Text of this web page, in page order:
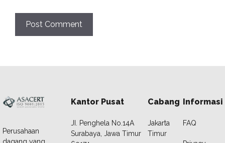
Perusahaan
Kantor Pusat
JI. Penghela No.14A
Surabaya, Jawa Timur
Cabang
Jakarta
Timur
Informasi
FAQ